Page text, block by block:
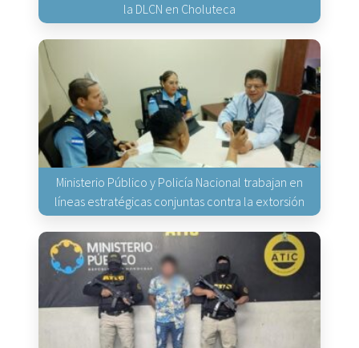
la DLCN en Choluteca
Ministerio Público y Policía Nacional trabajan en
líneas estratégicas conjuntas contra la extorsión